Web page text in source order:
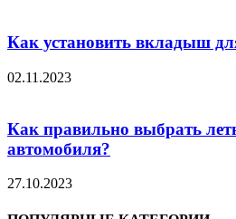
Как установить вкладыш
02.11.2023
Как правильно выбрать
автомобиля?
27.10.2023